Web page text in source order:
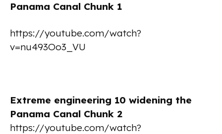
Panama Canal Chunk 1
https://youtube.com/watch?
v=nu493Oo3_VU
Extreme engineering 10 widening the
Panama Canal Chunk 2
https://youtube.com/watch?